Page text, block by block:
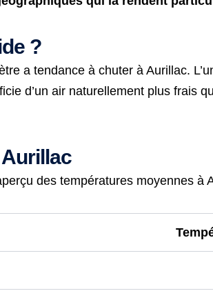
?
a tendance à chuter à Aurillac.
d’un air naturellement plus frais
des températures moyennes à